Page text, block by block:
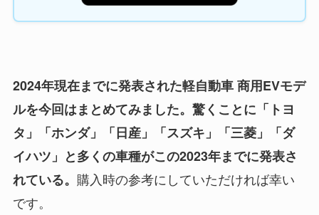
2024年現在までに発表された軽自動車 商用EVモデ
ルを今回はまとめてみました。驚くことに「トヨ
タ」「ホンダ」「日産」「スズキ」「三菱」「ダ
イハツ」と多くの車種がこの2023年までに発表さ
れている。 購入時の参考にしていただければ幸い
です。